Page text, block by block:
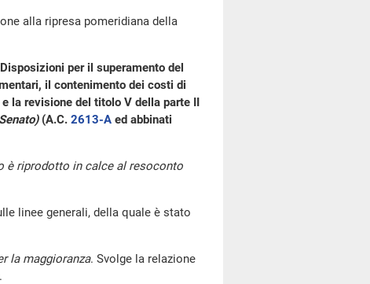
alla ripresa pomeridiana della
per il superamento del
il contenimento dei costi di
la revisione del titolo V della parte II
(A.C. 2613-A ed abbinati
è riprodotto in calce al resoconto
linee generali, della quale è stato
la maggioranza. Svolge la relazione